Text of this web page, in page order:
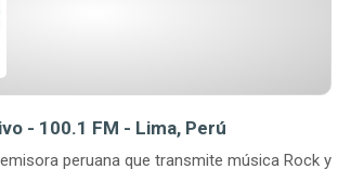
- 100.1 FM - Lima, Perú
peruana que transmite música Rock y